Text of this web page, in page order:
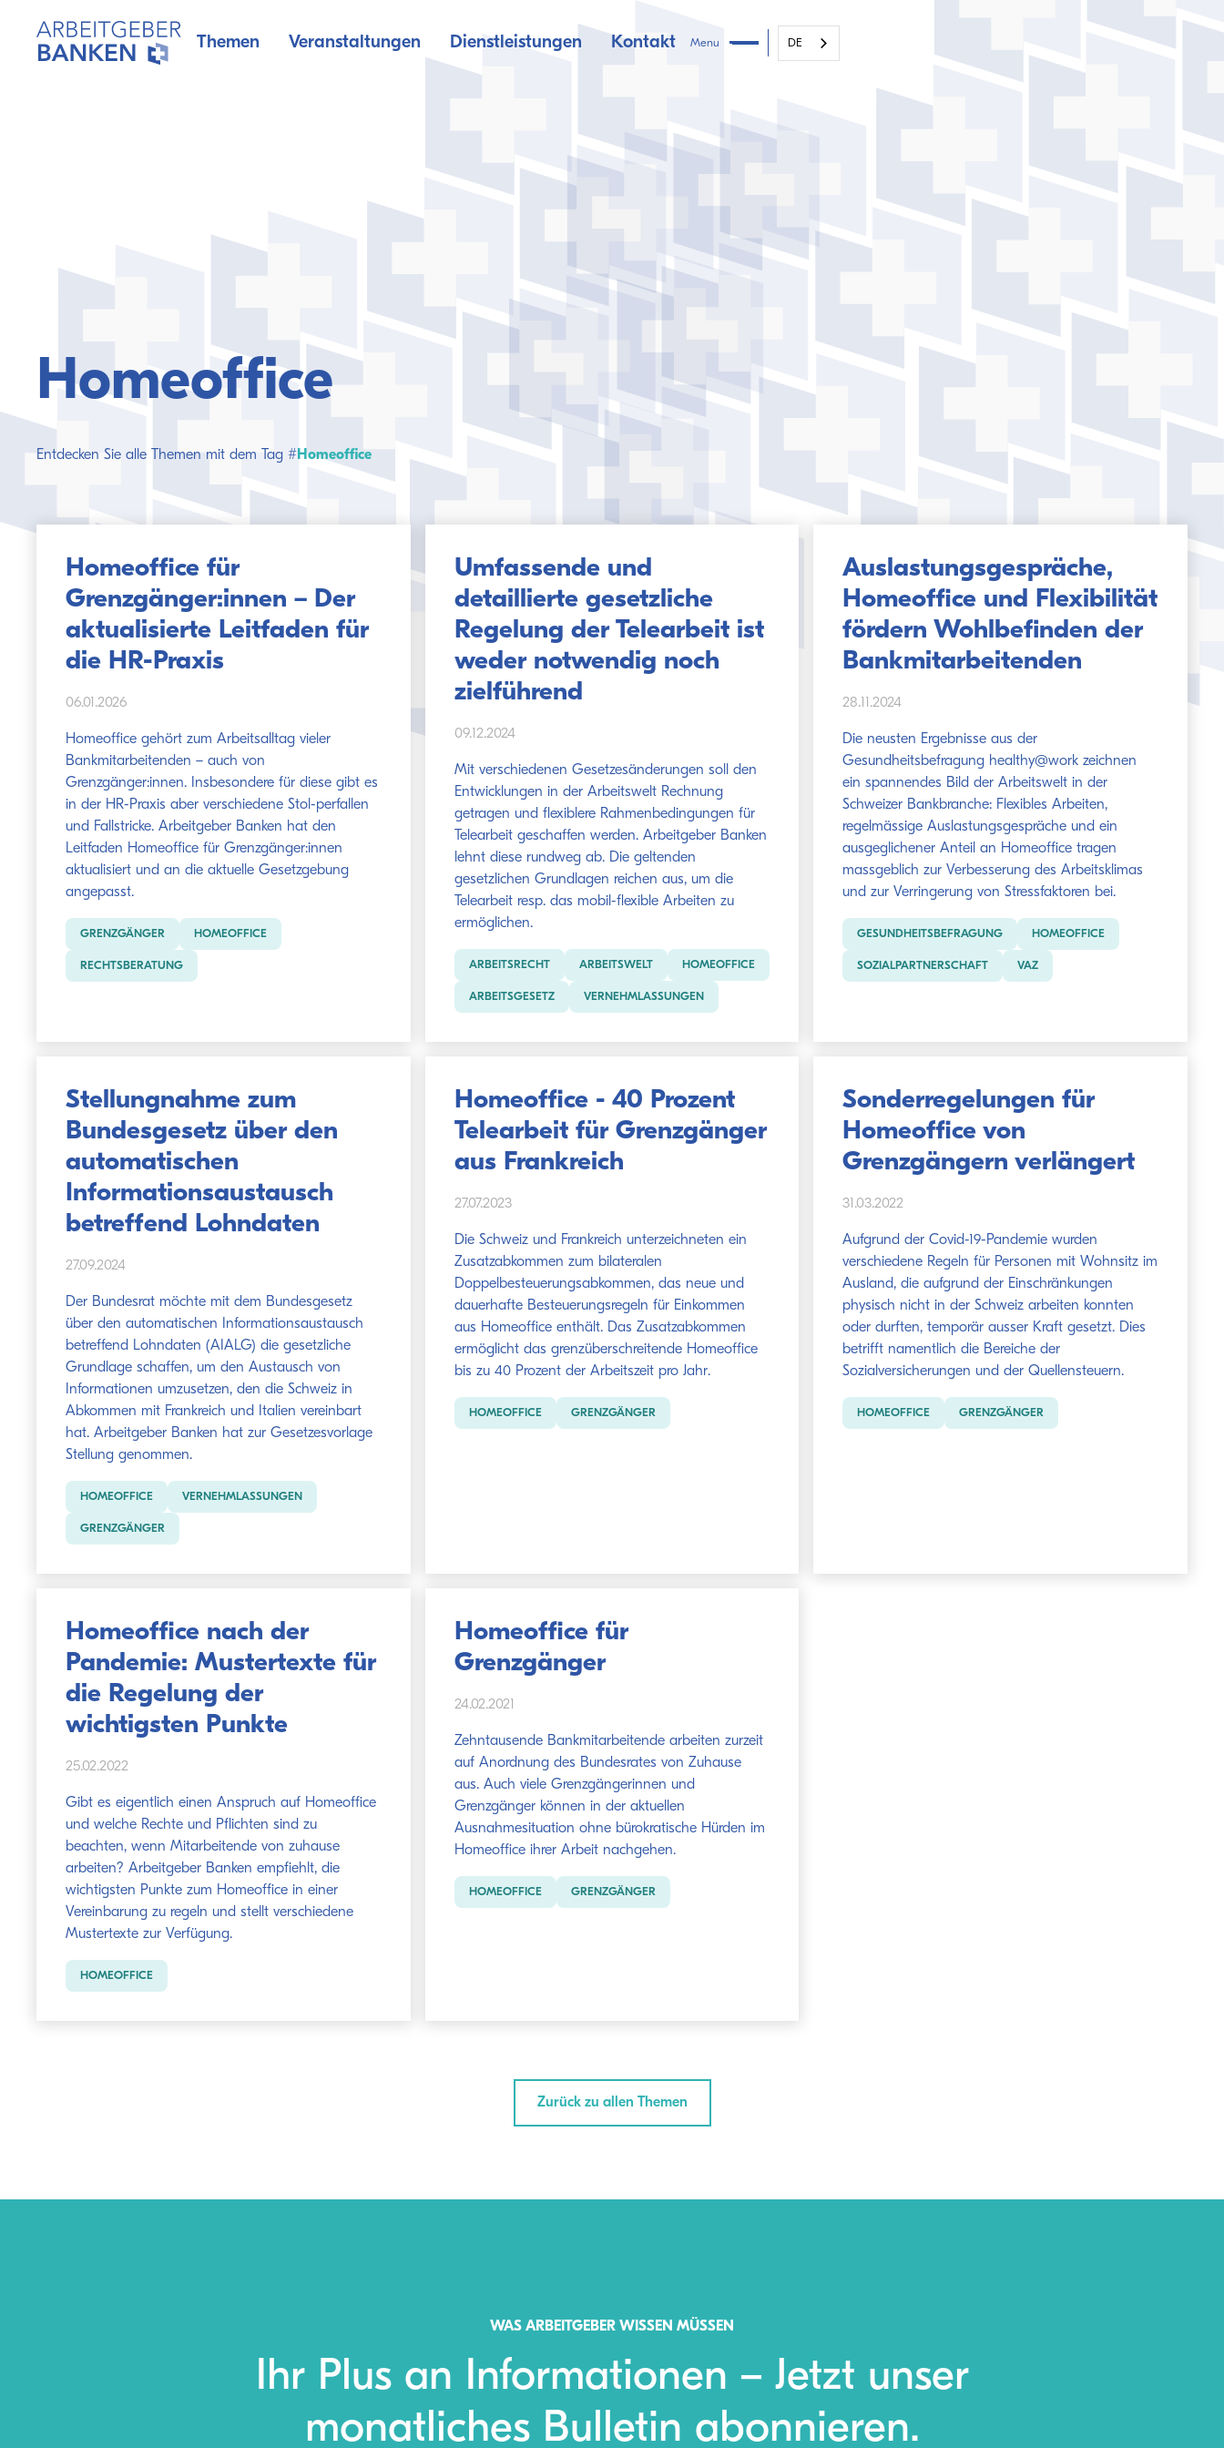
Themen Veranstaltungen Dienstleistungen Kontakt Menu DE
Homeoffice
Entdecken Sie alle Themen mit dem Tag #Homeoffice
Homeoffice für
Grenzgänger:innen – Der
aktualisierte Leitfaden für
die HR-Praxis
06.01.2026
Homeoffice gehört zum Arbeitsalltag vieler
Bankmitarbeitenden – auch von
Grenzgänger:innen. Insbesondere für diese gibt es
in der HR-Praxis aber verschiedene Stol-perfallen
und Fallstricke. Arbeitgeber Banken hat den
Leitfaden Homeoffice für Grenzgänger:innen
aktualisiert und an die aktuelle Gesetzgebung
angepasst.
GRENZGÄNGER HOMEOFFICE
RECHTSBERATUNG
Umfassende und
detaillierte gesetzliche
Regelung der Telearbeit ist
weder notwendig noch
zielführend
09.12.2024
Mit verschiedenen Gesetzesänderungen soll den
Entwicklungen in der Arbeitswelt Rechnung
getragen und flexiblere Rahmenbedingungen für
Telearbeit geschaffen werden. Arbeitgeber Banken
lehnt diese rundweg ab. Die geltenden
gesetzlichen Grundlagen reichen aus, um die
Telearbeit resp. das mobil-flexible Arbeiten zu
ermöglichen.
ARBEITSRECHT ARBEITSWELT HOMEOFFICE
ARBEITSGESETZ VERNEHMLASSUNGEN
Auslastungsgespräche,
Homeoffice und Flexibilität
fördern Wohlbefinden der
Bankmitarbeitenden
28.11.2024
Die neusten Ergebnisse aus der
Gesundheitsbefragung healthy@work zeichnen
ein spannendes Bild der Arbeitswelt in der
Schweizer Bankbranche: Flexibles Arbeiten,
regelmässige Auslastungsgespräche und ein
ausgeglichener Anteil an Homeoffice tragen
massgeblich zur Verbesserung des Arbeitsklimas
und zur Verringerung von Stressfaktoren bei.
GESUNDHEITSBEFRAGUNG HOMEOFFICE
SOZIALPARTNERSCHAFT VAZ
Stellungnahme zum
Bundesgesetz über den
automatischen
Informationsaustausch
betreffend Lohndaten
27.09.2024
Der Bundesrat möchte mit dem Bundesgesetz
über den automatischen Informationsaustausch
betreffend Lohndaten (AIALG) die gesetzliche
Grundlage schaffen, um den Austausch von
Informationen umzusetzen, den die Schweiz in
Abkommen mit Frankreich und Italien vereinbart
hat. Arbeitgeber Banken hat zur Gesetzesvorlage
Stellung genommen.
HOMEOFFICE VERNEHMLASSUNGEN
GRENZGÄNGER
Homeoffice - 40 Prozent
Telearbeit für Grenzgänger
aus Frankreich
27.07.2023
Die Schweiz und Frankreich unterzeichneten ein
Zusatzabkommen zum bilateralen
Doppelbesteuerungsabkommen, das neue und
dauerhafte Besteuerungsregeln für Einkommen
aus Homeoffice enthält. Das Zusatzabkommen
ermöglicht das grenzüberschreitende Homeoffice
bis zu 40 Prozent der Arbeitszeit pro Jahr.
HOMEOFFICE GRENZGÄNGER
Sonderregelungen für
Homeoffice von
Grenzgängern verlängert
31.03.2022
Aufgrund der Covid-19-Pandemie wurden
verschiedene Regeln für Personen mit Wohnsitz im
Ausland, die aufgrund der Einschränkungen
physisch nicht in der Schweiz arbeiten konnten
oder durften, temporär ausser Kraft gesetzt. Dies
betrifft namentlich die Bereiche der
Sozialversicherungen und der Quellensteuern.
HOMEOFFICE GRENZGÄNGER
Homeoffice nach der
Pandemie: Mustertexte für
die Regelung der
wichtigsten Punkte
25.02.2022
Gibt es eigentlich einen Anspruch auf Homeoffice
und welche Rechte und Pflichten sind zu
beachten, wenn Mitarbeitende von zuhause
arbeiten? Arbeitgeber Banken empfiehlt, die
wichtigsten Punkte zum Homeoffice in einer
Vereinbarung zu regeln und stellt verschiedene
Mustertexte zur Verfügung.
HOMEOFFICE
Homeoffice für
Grenzgänger
24.02.2021
Zehntausende Bankmitarbeitende arbeiten zurzeit
auf Anordnung des Bundesrates von Zuhause
aus. Auch viele Grenzgängerinnen und
Grenzgänger können in der aktuellen
Ausnahmesituation ohne bürokratische Hürden im
Homeoffice ihrer Arbeit nachgehen.
HOMEOFFICE GRENZGÄNGER
Zurück zu allen Themen
WAS ARBEITGEBER WISSEN MÜSSEN
Ihr Plus an Informationen – Jetzt unser
monatliches Bulletin abonnieren.